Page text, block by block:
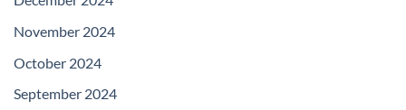
November 2024
October 2024
September 2024